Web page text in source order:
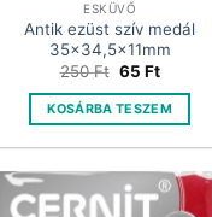
ESKÜVŐ
Antik ezüst szív medál
35×34,5x11mm
250Ft Original
was:
250 Ft.
65 FtCurrent
is:
65 Ft.
KOSÁRBA TESZEM